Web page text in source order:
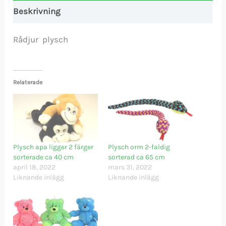
Beskrivning
Rådjur plysch
Relaterade
Plysch apa ligger 2 färger
sorterade ca 40 cm
april 18, 2022
Liknande inlägg
Plysch orm 2-faldig
sorterad ca 65 cm
mars 31, 2022
Liknande inlägg